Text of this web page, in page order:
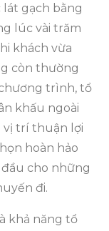
gạch bằng
lúc vài trăm
khách vừa
còn thường
trình, tổ
khấu ngoài
vị trí thuận lợi
hoàn hảo
cho những
đi.
khả năng tổ